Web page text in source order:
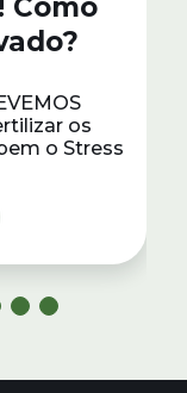
Como
os
o Stress